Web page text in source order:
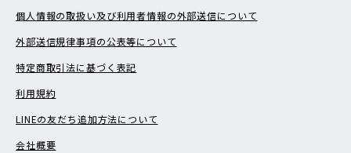
個人情報の取扱い及び利用者情報の外部送信について
外部送信規律事項の公表等について
特定商取引法に基づく表記
利用規約
LINEの友だち追加方法について
会社概要